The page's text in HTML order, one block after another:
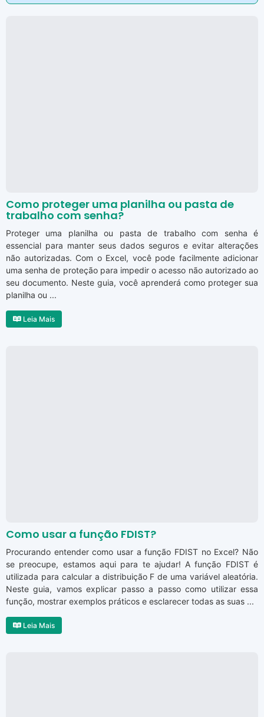
Como proteger uma planilha ou pasta de
trabalho com senha?
Proteger uma planilha ou pasta de trabalho com senha é
essencial para manter seus dados seguros e evitar alterações
não autorizadas. Com o Excel, você pode facilmente adicionar
uma senha de proteção para impedir o acesso não autorizado ao
seu documento. Neste guia, você aprenderá como proteger sua
planilha ou ...
Leia Mais
Como usar a função FDIST?
Procurando entender como usar a função FDIST no Excel? Não
se preocupe, estamos aqui para te ajudar! A função FDIST é
utilizada para calcular a distribuição F de uma variável aleatória.
Neste guia, vamos explicar passo a passo como utilizar essa
função, mostrar exemplos práticos e esclarecer todas as suas ...
Leia Mais